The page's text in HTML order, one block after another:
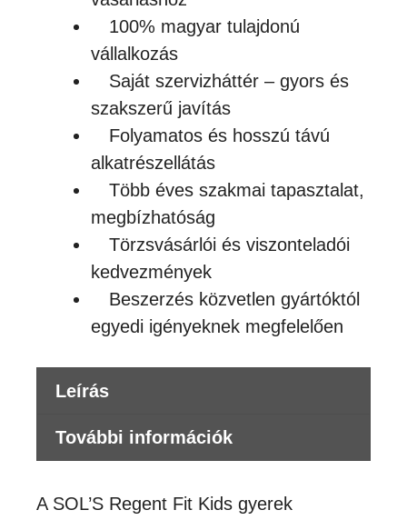
100% magyar tulajdonú
vállalkozás
Saját szervizháttér – gyors és
szakszerű javítás
Folyamatos és hosszú távú
alkatrészellátás
Több éves szakmai tapasztalat,
megbízhatóság
Törzsvásárlói és viszonteladói
kedvezmények
Beszerzés közvetlen gyártóktól
egyedi igényeknek megfelelően
Leírás
További információk
A SOL’S Regent Fit Kids gyerek